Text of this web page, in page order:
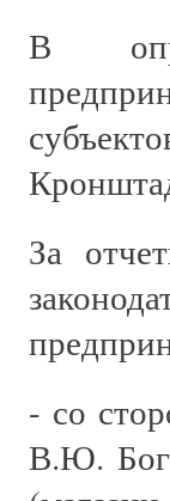
В
За
- со
В.Ю.